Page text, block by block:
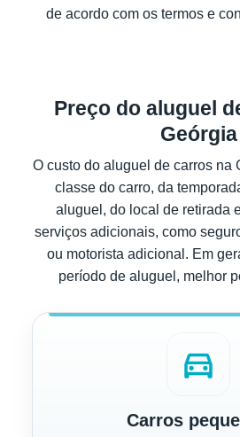
de acordo com os termos e
Preço do aluguel
Geórgia
O custo do aluguel de carros na
classe do carro, da
aluguel, do local de retirada
serviços adicionais, como
ou motorista adicional. Em
período de aluguel, melhor
directions_car
Carros